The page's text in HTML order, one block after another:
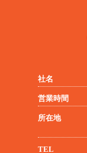
社名
営業時間
所在地
TEL